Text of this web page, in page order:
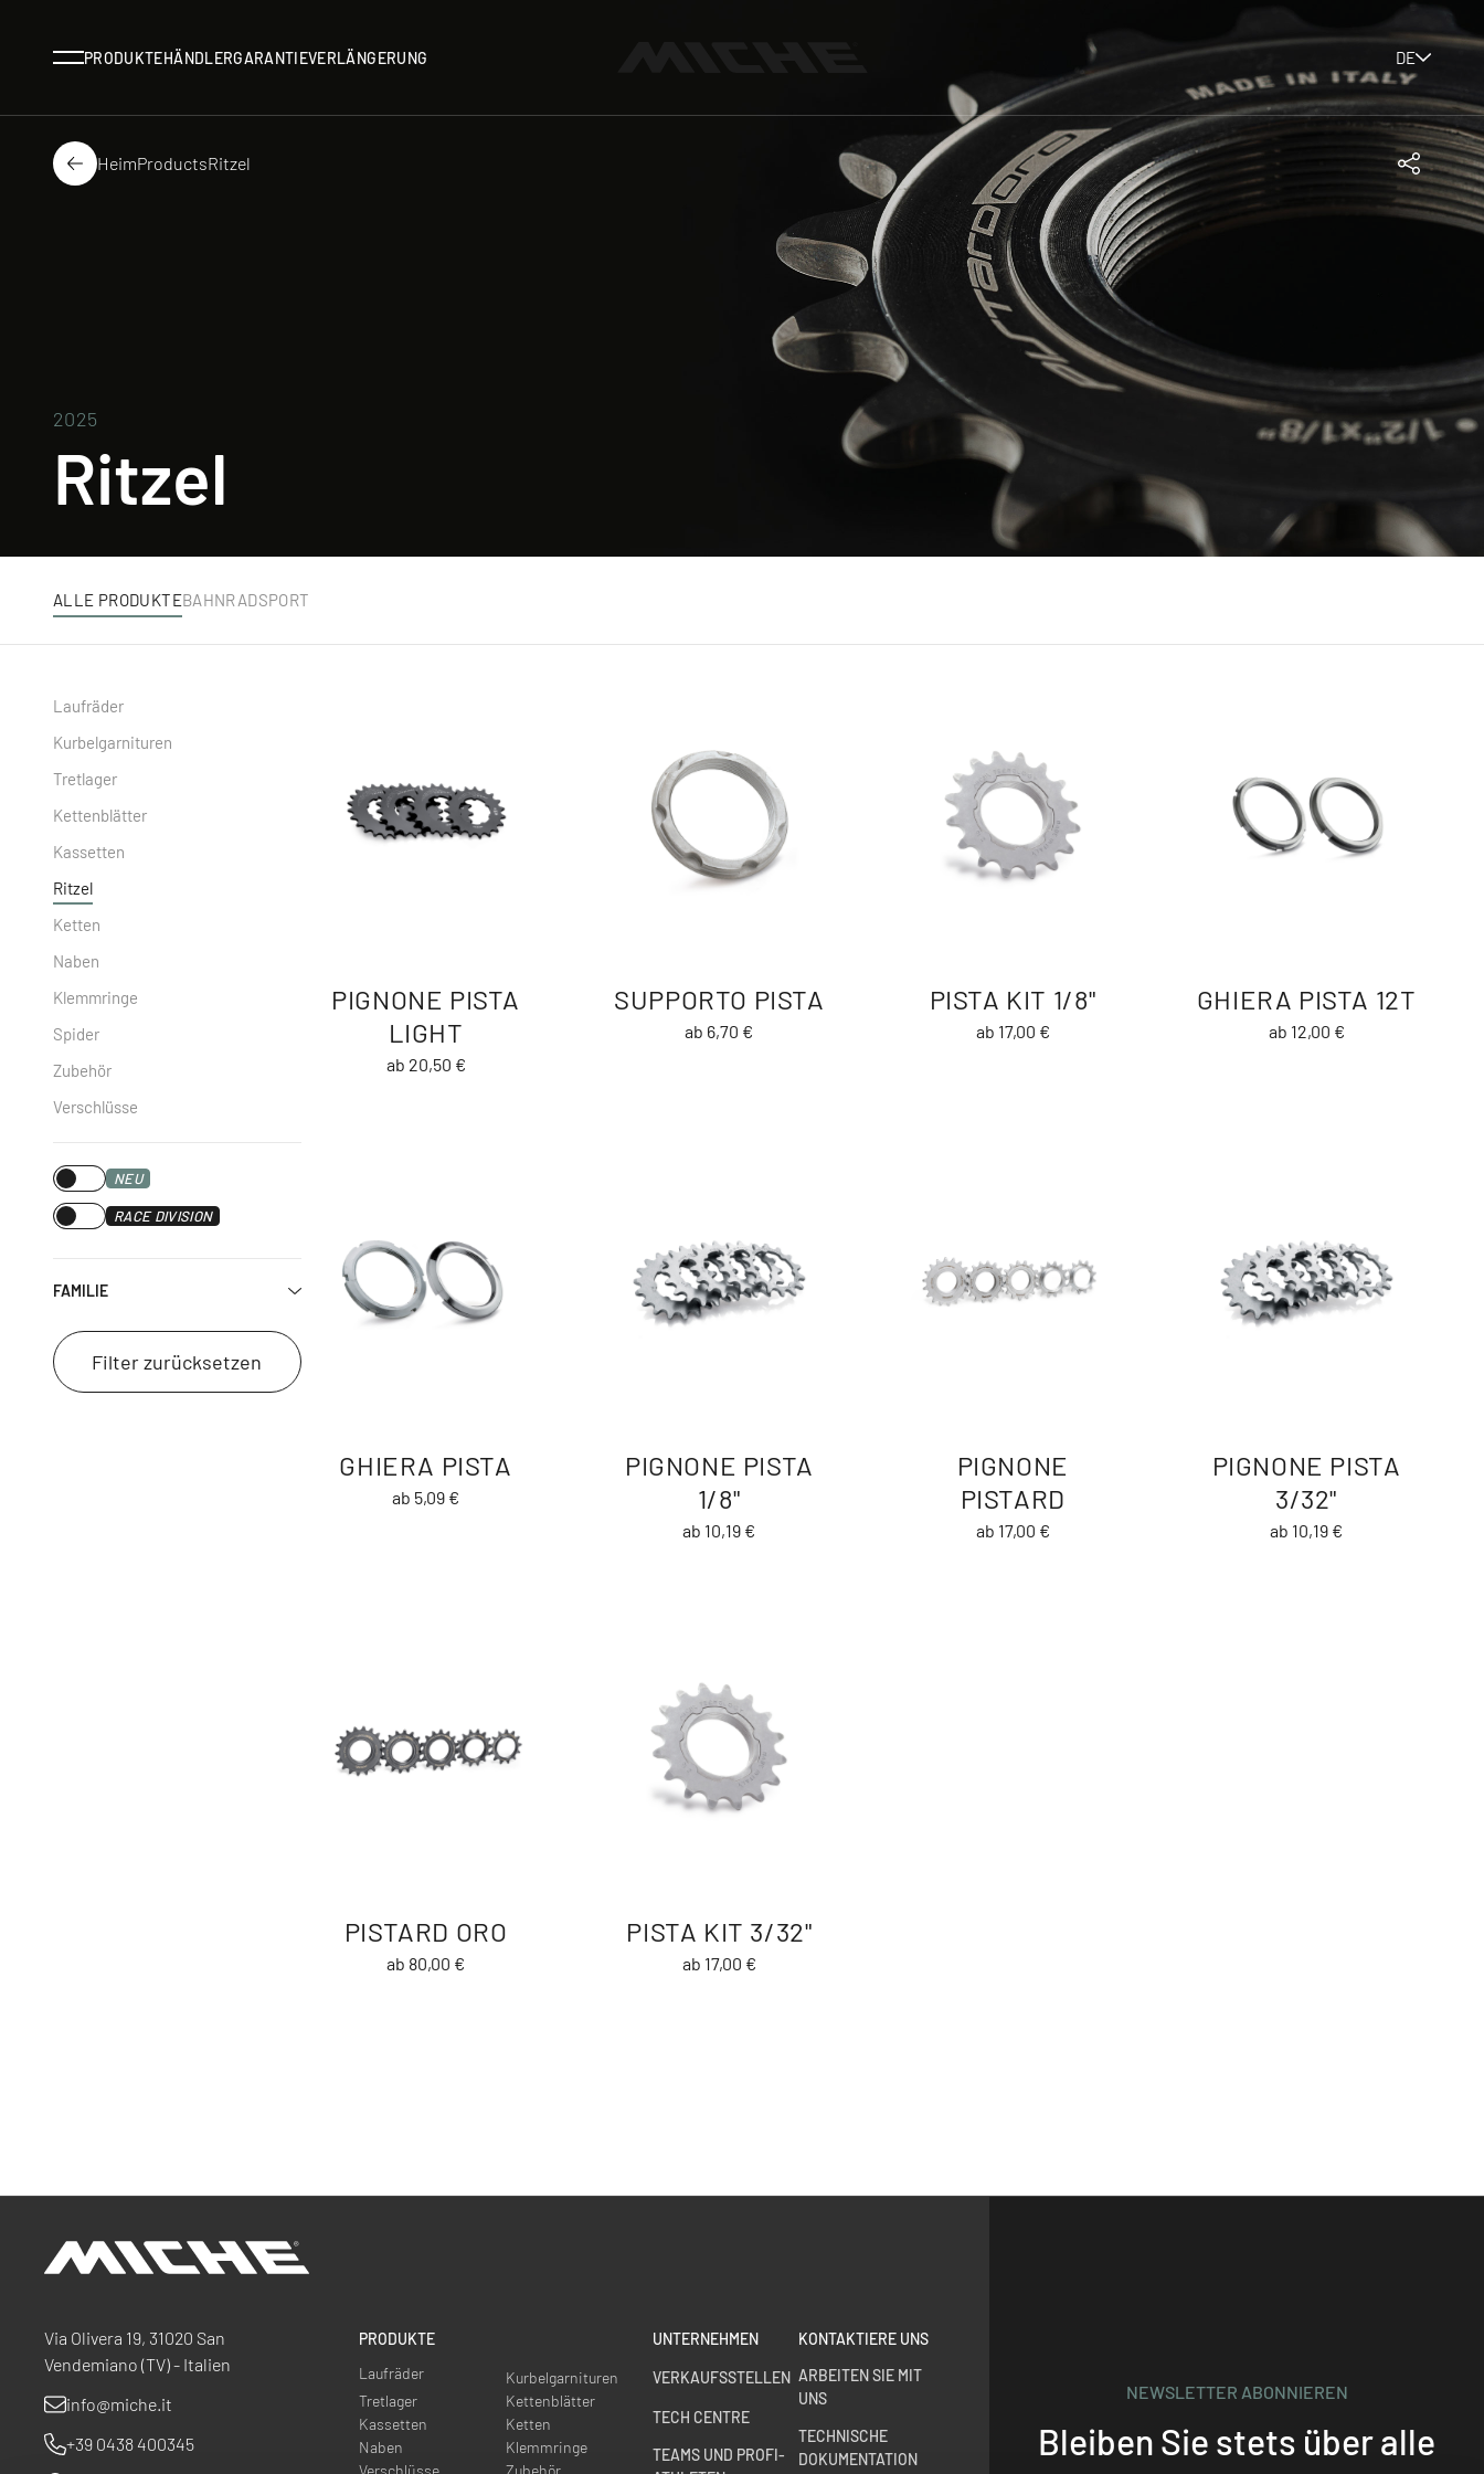
MenüPRODUKTEHÄNDLERGARANTIEVERLÄNGERUNG DE
Der Rücken
HeimProductsRitzel
Teilen
2025
Ritzel
ALLE PRODUKTEBAHNRADSPORT
Laufräder
Kurbelgarnituren
Tretlager
Kettenblätter
Kassetten
Ritzel
Ketten
Naben
Klemmringe
Spider
Zubehör
Verschlüsse
NEU
RACE DIVISION
FAMILIE
Filter zurücksetzen
PIGNONE PISTA
LIGHT
ab 20,50 €
SUPPORTO PISTA
ab 6,70 €
PISTA KIT 1/8"
ab 17,00 €
GHIERA PISTA 12T
ab 12,00 €
GHIERA PISTA
ab 5,09 €
PIGNONE PISTA
1/8"
ab 10,19 €
PIGNONE
PISTARD
ab 17,00 €
PIGNONE PISTA
3/32"
ab 10,19 €
PISTARD ORO
ab 80,00 €
PISTA KIT 3/32"
ab 17,00 €
NEWSLETTER ABONNIEREN
Bleiben Sie stets über alle
Via Olivera 19, 31020 San
Vendemiano (TV) - Italien
info@miche.it
+39 0438 400345
PRODUKTE
Laufräder
Kurbelgarnituren
Tretlager
Kettenblätter
Kassetten
Ketten
Naben
Klemmringe
Verschlüsse
Zubehör
UNTERNEHMEN
VERKAUFSSTELLEN
TECH CENTRE
TEAMS UND PROFI-
KONTAKTIERE UNS
ARBEITEN SIE MIT
UNS
TECHNISCHE
DOKUMENTATION